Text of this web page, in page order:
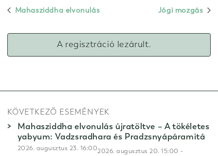
Mahasziddha elvonulás Jógi mozgás
A regisztráció lezárult.
KÖVETKEZŐ ESEMÉNYEK
Mahasziddha elvonulás újratöltve – A tökéletes
yabyum: Vadzsradhara és Pradzsnyápáramitá
2026. augusztus 20. 15:00 -
2026. augusztus 23. 16:00